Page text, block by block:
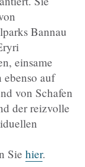
Bannau
einsame
auf
von Schafen
der reizvolle
Sie hier.